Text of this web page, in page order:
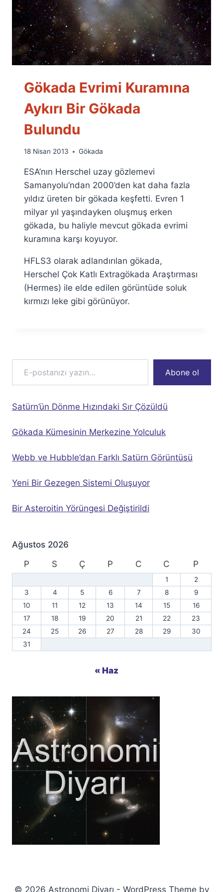
Gökada Evrimi Kuramına
Aykırı Bir Gökada
Bulundu
By
Fuat
Özyar
18 Nisan 2013 Gökada
ESA’nın Herschel uzay gözlemevi
Samanyolu’ndan 2000’den kat daha fazla
yıldız üreten bir gökada keşfetti. Evren 1
milyar yıl yaşındayken oluşmuş erken
gökada, bu haliyle mevcut gökada evrimi
kuramına karşı koyuyor.
HFLS3 olarak adlandırılan gökada,
Herschel Çok Katlı Extragökada Araştırması
(Hermes) ile elde edilen görüntüde soluk
kırmızı leke gibi görünüyor.
E-postanızı yazın…
Abone ol
Satürn’ün Dönme Hızındaki Sır Çözüldü
Gökada Kümesinin Merkezine Yolculuk
Webb ve Hubble’dan Farklı Satürn Görüntüsü
Yeni Bir Gezegen Sistemi Oluşuyor
Bir Asteroitin Yörüngesi Değiştirildi
Ağustos 2026
P
S Ç P C C P
1
2
3
4 5 6 7 8
9
10
11 12 13 14 15
16
17
18 19 20 21 22
23
24
25 26 27 28 29
30
31
« Haz
© 2026 Astronomi Diyarı - WordPress Theme by